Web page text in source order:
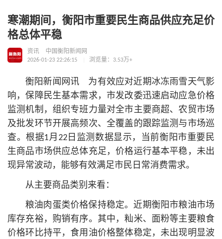
寒潮期间，衡阳市重要民生商品供应充足价
格总体平稳
资讯
中国衡阳新闻网
2026-01-23 22:26:15
浏览量：3.53万+
衡阳新闻网讯 为有效应对近期冰冻雨雪天气影
响，保障民生基本需求，市发改委迅速启动应急价格
监测机制，组织专班力量对全市主要商超、农贸市场
及批发环节开展高频次、全覆盖的跟踪监测与市场巡
查。根据1月22日监测数据显示，当前衡阳市重要民
生商品市场供应总体充足，价格运行基本平稳，未出
现异常波动，能够有效满足市民日常消费需求。
从主要商品类别来看：
粮油肉蛋类价格保持稳定。近期衡阳市粮油市场
库存充裕，购销有序。其中，籼米、面粉等主要粮食
价格环比持平，食用油价格整体稳定，未出现明显波